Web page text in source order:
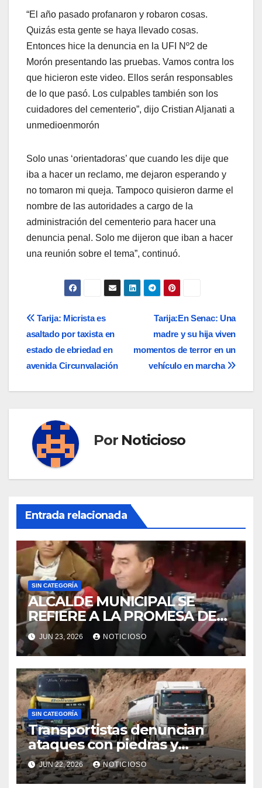
“El año pasado profanaron y robaron cosas.
Quizás esta gente se haya llevado cosas.
Entonces hice la denuncia en la UFI Nº2 de
Morón presentando las pruebas. Vamos contra los
que hicieron este video. Ellos serán responsables
de lo que pasó. Los culpables también son los
cuidadores del cementerio”, dijo Cristian Aljanati a
unmedioenmorón
Solo unas ‘orientadoras’ que cuando les dije que
iba a hacer un reclamo, me dejaron esperando y
no tomaron mi queja. Tampoco quisieron darme el
nombre de las autoridades a cargo de la
administración del cementerio para hacer una
denuncia penal. Solo me dijeron que iban a hacer
una reunión sobre el tema”, continuó.
Navegación
de
entradas
Tarija:En Senac: Una
madre y su hija viven
momentos de terror en un
vehículo en marcha
Tarija: Micrista es
asaltado por taxista en
estado de ebriedad en
avenida Circunvalación
Por Noticioso
Entrada relacionada
SIN CATEGORÍA
ALCALDE MUNICIPAL SE
REFIERE A LA PROMESA DE
PRESIDENTE DEL 50% A
ALCALDÍAS QUE AUN ESTA
EN ESPERA.
JUN 23, 2026 NOTICIOSO
SIN CATEGORÍA
Transportistas denuncian
ataques con piedras y
dinamita en la ruta Llavini
durante operativos de
JUN 22, 2026 NOTICIOSO